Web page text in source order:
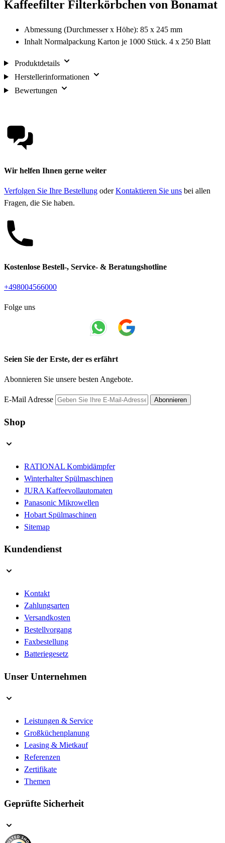
Kaffeefilter Filterkörbchen von Bonamat
Abmessung (Durchmesser x Höhe): 85 x 245 mm
Inhalt Normalpackung Karton je 1000 Stück. 4 x 250 Blatt
Produktdetails
Herstellerinformationen
Bewertungen
Wir helfen Ihnen gerne weiter
Verfolgen Sie Ihre Bestellung oderKontaktieren Sie uns bei allen
Fragen, die Sie haben.
Kostenlose Bestell-, Service- & Beratungshotline
+498004566000
Folge uns
Seien Sie der Erste, der es erfährt
Abonnieren Sie unsere besten Angebote.
E-Mail Adresse Abonnieren
Shop
RATIONAL Kombidämpfer
Winterhalter Spülmaschinen
JURA Kaffeevollautomaten
Panasonic Mikrowellen
Hobart Spülmaschinen
Sitemap
Kundendienst
Kontakt
Zahlungsarten
Versandkosten
Bestellvorgang
Faxbestellung
Batteriegesetz
Unser Unternehmen
Leistungen & Service
Großküchenplanung
Leasing & Mietkauf
Referenzen
Zertifikate
Themen
Geprüfte Sicherheit